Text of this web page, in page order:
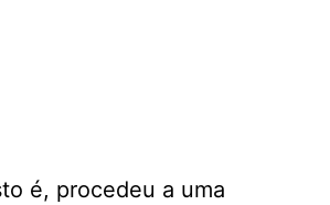
é, procedeu a uma